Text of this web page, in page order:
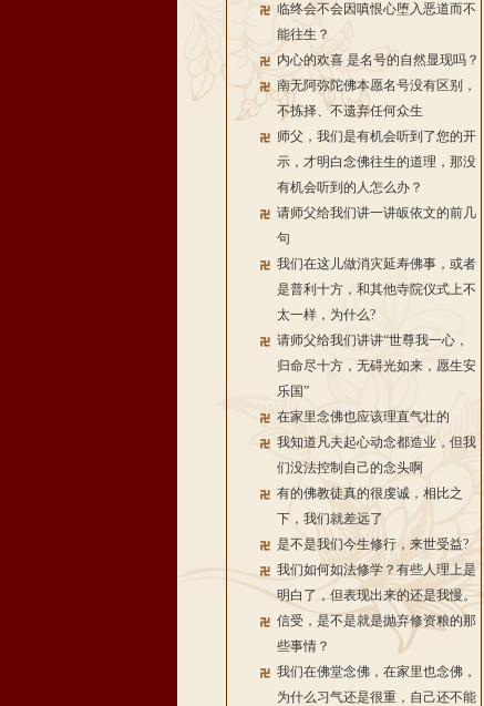
临终会不会因嗔恨心堕入恶道而不
能往生？
内心的欢喜 是名号的自然显现吗？
南无阿弥陀佛本愿名号没有区别，
不拣择、不遗弃任何众生
师父，我们是有机会听到了您的开
示，才明白念佛往生的道理，那没
有机会听到的人怎么办？
请师父给我们讲一讲皈依文的前几
句
我们在这儿做消灾延寿佛事，或者
是普利十方，和其他寺院仪式上不
太一样，为什么?
请师父给我们讲讲“世尊我一心，
归命尽十方，无碍光如来，愿生安
乐国”
在家里念佛也应该理直气壮的
我知道凡夫起心动念都造业，但我
们没法控制自己的念头啊
有的佛教徒真的很虔诚，相比之
下，我们就差远了
是不是我们今生修行，来世受益?
我们如何如法修学？有些人理上是
明白了，但表现出来的还是我慢。
信受，是不是就是抛弃修资粮的那
些事情？
我们在佛堂念佛，在家里也念佛，
为什么习气还是很重，自己还不能